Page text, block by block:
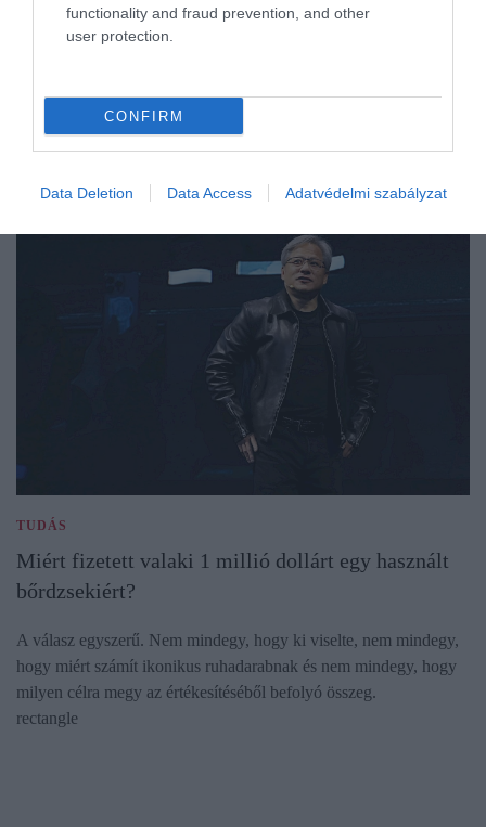
functionality and fraud prevention, and other
user protection.
CONFIRM
Data Deletion Data Access Adatvédelmi szabályzat
TUDÁS
Miért fizetett valaki 1 millió dollárt egy használt
bőrdzsekiért?
A válasz egyszerű. Nem mindegy, hogy ki viselte, nem mindegy,
hogy miért számít ikonikus ruhadarabnak és nem mindegy, hogy
milyen célra megy az értékesítéséből befolyó összeg.
rectangle